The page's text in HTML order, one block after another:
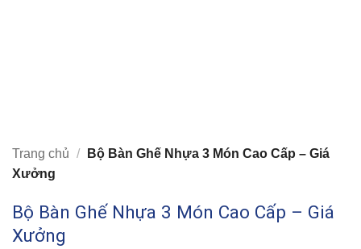
Trang chủ /
Bộ Bàn Ghế Nhựa 3 Món Cao Cấp – Giá
Xưởng
Bộ Bàn Ghế Nhựa 3 Món Cao Cấp – Giá
Xưởng